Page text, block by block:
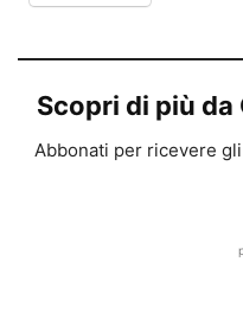
Scopri di più
Abbonati per ricevere